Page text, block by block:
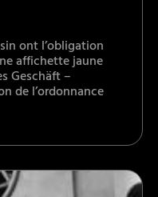
ont l’obligation
affichette jaune
Geschäft –
de l’ordonnance